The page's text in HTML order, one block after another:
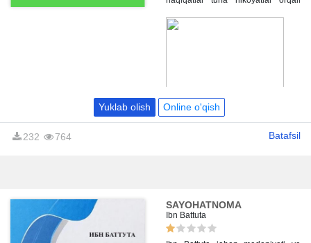
Yuklab olish Online o'qish
232 764 Batafsil
SAYOHATNOMA
Ibn Battuta